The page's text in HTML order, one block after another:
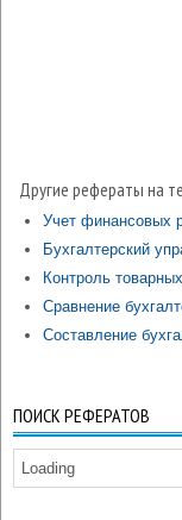
Другие рефераты на
Учет финансовых
Бухгалтерский
Контроль
Сравнение
Составление
ПОИСК РЕФЕРАТОВ
Loading